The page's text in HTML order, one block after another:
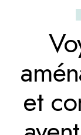
et